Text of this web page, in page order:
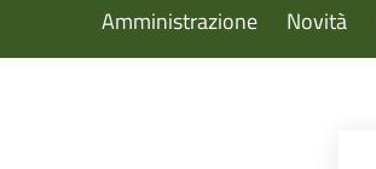
Amministrazione Novità